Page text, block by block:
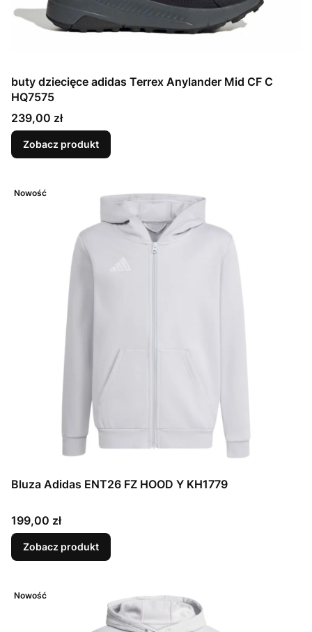
buty dziecięce adidas Terrex Anylander Mid CF C
HQ7575
Cena
239,00 zł
Zobacz produkt
Nowość
Bluza Adidas ENT26 FZ HOOD Y KH1779
Cena
199,00 zł
Zobacz produkt
Nowość